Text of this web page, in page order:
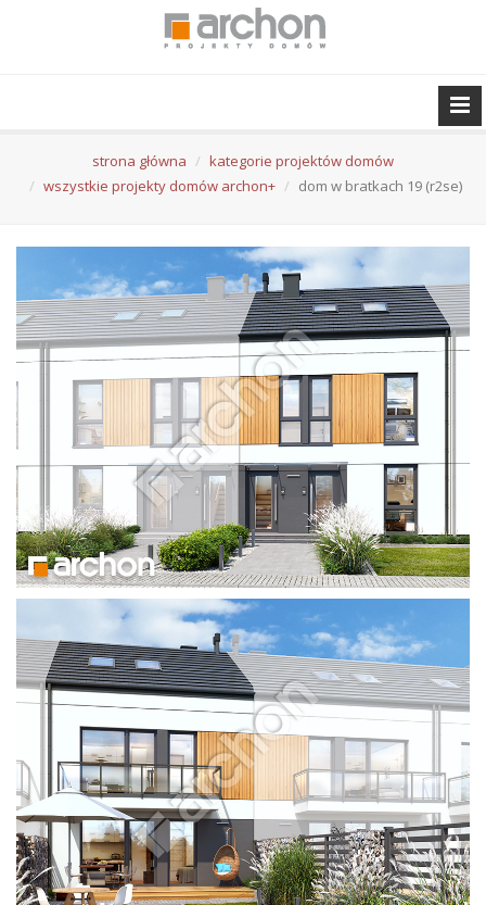
strona główna
kategorie projektów domów
wszystkie projekty domów archon+
dom w bratkach 19 (r2se)